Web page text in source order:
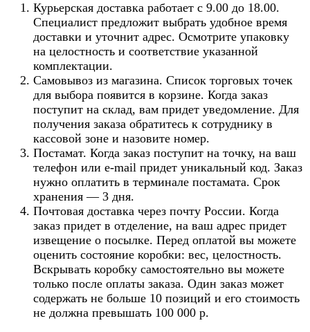
Курьерская доставка работает с 9.00 до 18.00.
Специалист предложит выбрать удобное время
доставки и уточнит адрес. Осмотрите упаковку
на целостность и соответствие указанной
комплектации.
Самовывоз из магазина. Список торговых точек
для выбора появится в корзине. Когда заказ
поступит на склад, вам придет уведомление. Для
получения заказа обратитесь к сотруднику в
кассовой зоне и назовите номер.
Постамат. Когда заказ поступит на точку, на ваш
телефон или e-mail придет уникальный код. Заказ
нужно оплатить в терминале постамата. Срок
хранения — 3 дня.
Почтовая доставка через почту России. Когда
заказ придет в отделение, на ваш адрес придет
извещение о посылке. Перед оплатой вы можете
оценить состояние коробки: вес, целостность.
Вскрывать коробку самостоятельно вы можете
только после оплаты заказа. Один заказ может
содержать не больше 10 позиций и его стоимость
не должна превышать 100 000 р.